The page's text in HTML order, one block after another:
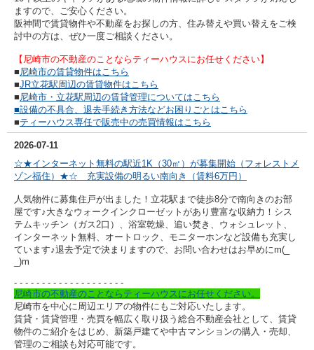
ますので、ご安心ください。
阪神間で賃貸物件や不動産をお探しの方、住み替えや買い替えをご検
討中の方は、ぜひ一度ご相談ください。
【尼崎市の不動産のことならティーハウスにお任せください】
■ 尼崎市の賃貸物件はこちら
■JR立花駅周辺の賃貸物件はこちら
■ 尼崎市・立花駅周辺の賃貸管理についてはこちら
■設備の不具合、退去手続き方法などお困りごとはこちら
■ティーハウス専任で販売中の売買情報はこちら
2026-07-11
☆★インターネット無料の駅近1K（30㎡）が募集開始（フォレストメ
ゾン福住）★☆ 充実設備の明るい南向き（賃料6万円）
人気物件に募集住戸が出ました！立花駅まで徒歩8分で南向きのお部
屋です♪大きなウォークインクローゼットがあり豊富な収納力！シス
テムキッチン（ガス2口）、浴室乾燥、追い焚き、ウォシュレット、
インターネット無料、オートロック、モニターホンなど設備も充実し
ています♪退去予定で決まりますので、お問い合わせはお早めにm(_
_)m
- - - - - - - - - - - - - - - - - - - -
尼崎市の不動産のことならティーハウスにお任せください。
尼崎市を中心に周辺エリアの物件にもご対応いたします。
賃貸・賃貸管理・売買を幅広く取り扱う総合不動産会社として、賃貸
物件のご紹介をはじめ、新築戸建てや中古マンションの購入・売却、
管理のご相談も対応可能です。